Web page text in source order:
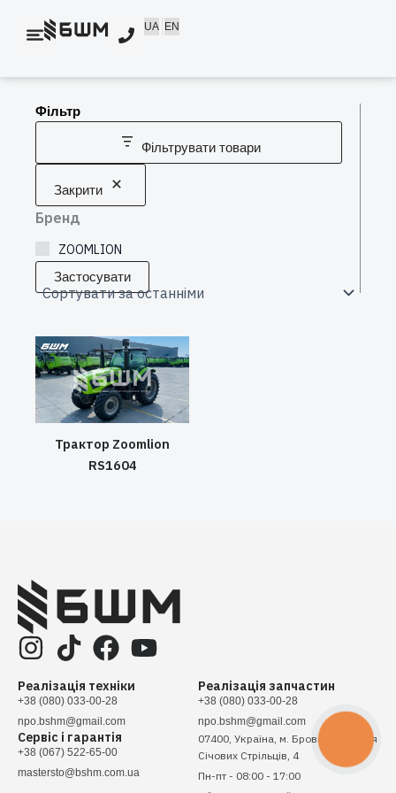
UA EN
Фільтр
Фільтрувати товари
Закрити
Бренд
ZOOMLION
Застосувати
Трактор Zoomlion
RS1604
Реалізація техніки
+38 (080) 033-00-28
npo.bshm@gmail.com
Сервіс і гарантія
+38 (067) 522-65-00
mastersto@bshm.com.ua
Реалізація запчастин
+38 (080) 033-00-28
npo.bshm@gmail.com
07400, Україна, м. Бровари, вулиця
Січових Стрільців, 4
Пн-пт - 08:00 - 17:00